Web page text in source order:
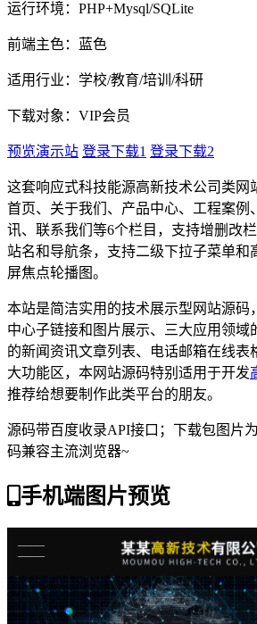
运行环境：PHP+Mysql/SQLite
前端主色：蓝色
适用行业：学校/教育/培训/科研
下载对象：VIP会员
预览演示站 登录下载1 登录下载2
这套响应式科技能源高新技术公司类网
首页、关于我们、产品中心、工程案例
讯、联系我们等6个栏目，支持增删改
站名和导航条，支持二级下拉子菜单和
屏焦点轮播图。
本站是简洁实用的技术展示型网站源码
中心子链接和图片展示、三大应用领域
的新闻资讯文章列表、电话邮箱在线表
大功能区，本网站源码特别适用于开发
推荐给想要制作此类平台的朋友。
源码带百度收录API接口；下载包图片
码兼容主流浏览器~
手机端图片预览